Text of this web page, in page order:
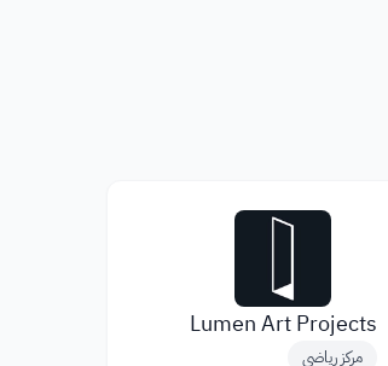
Lumen Art Projects
مركز رياضي